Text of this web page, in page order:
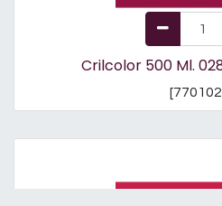
Crilcolor 500 Ml.
[